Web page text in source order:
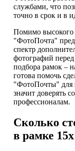
службами, что
точно в срок и в
Помимо высокого
"ФотоПочта"
спектр
фотографий
подбора рамок –
готова помочь
"ФотоПочты" для
значит доверять
профессионалам.
Сколько
в рамке